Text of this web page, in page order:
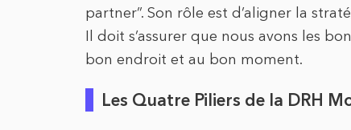
partner”. Son rôle est d’aligner la
Il doit s’assurer que nous avons les
bon endroit et au bon moment.
Les Quatre Piliers de la DRH